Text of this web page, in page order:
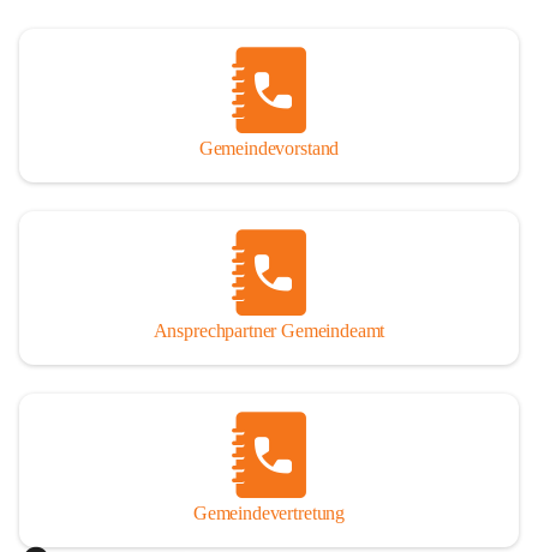
Gemeindevorstand
Ansprechpartner Gemeindeamt
Gemeindevertretung